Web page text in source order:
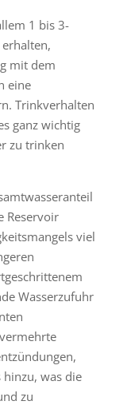
1 bis 3-
mit dem
eine
Trinkverhalten
ganz wichtig
zu trinken
Reservoir
viel
Wasserzufuhr
hinzu, was die
zu